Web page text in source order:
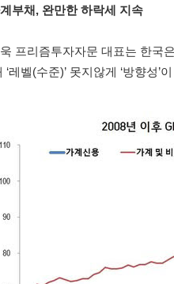
부채, 완만한 하락세 지속
프리즘투자자문 대표는 한국
‘레벨(수준)’ 못지않게 ‘방향성’